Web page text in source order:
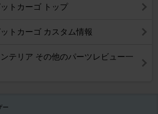
トカーゴ トップ
トカーゴ カスタム情報
テリア その他のパーツレビュー一
ー